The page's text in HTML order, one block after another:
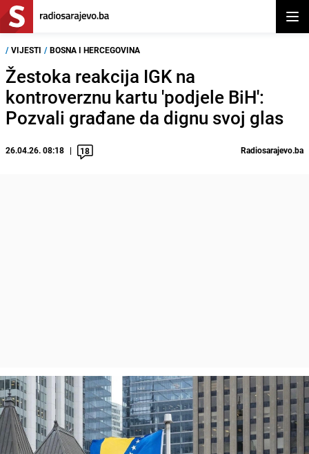
/ VIJESTI / BOSNA I HERCEGOVINA
Žestoka reakcija IGK na
kontroverznu kartu 'podjele BiH':
Pozvali građane da dignu svoj glas
26.04.26. 08:18 18 Radiosarajevo.ba